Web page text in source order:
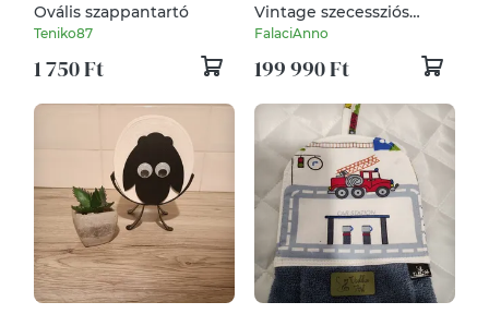
Ovális szappantartó
Teniko87
1 750 Ft
Vintage szecessziós
jégszekrény/mosdószekrény
FalaciAnno
199 990 Ft